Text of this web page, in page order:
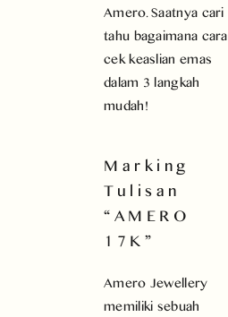
Amero. Saatnya cari
tahu bagaimana cara
cek keaslian emas
dalam 3 langkah
mudah!
Marking
Tulisan
“AMERO
17K”
Amero Jewellery
memiliki sebuah